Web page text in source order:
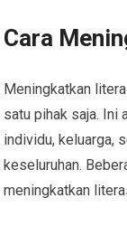
Cara
Meningkatkan
satu pihak saja. Ini
individu, keluarga,
keseluruhan.
meningkatkan